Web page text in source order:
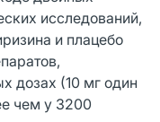
исследований,
и плацебо
дозах (10 мг один
чем у 3200